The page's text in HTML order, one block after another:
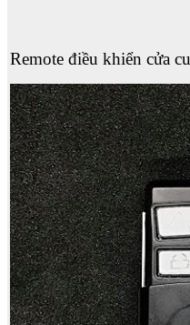
Remote điều khiển cửa